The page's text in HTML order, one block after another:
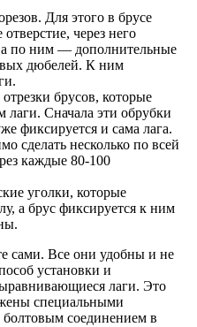
Для этого в брусе
через него
а по ним — дополнительные
дюбелей. К ним
брусов, которые
лаги. Сначала эти обрубки
фиксируется и сама лага.
сделать несколько по всей
каждые 80-100
уголки, которые
а брус фиксируется к ним
сами. Все они удобны и не
установки и
лаги. Это
специальными
соединением в